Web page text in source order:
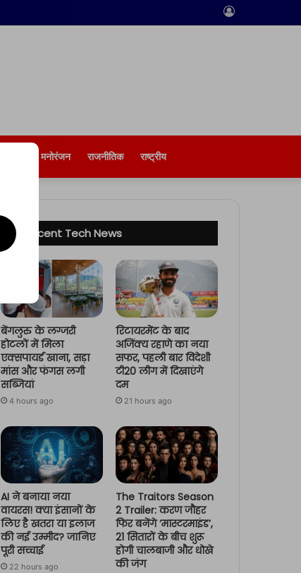
Log
मनोरंजन राजनीतिक राष्ट्रीय
Recent Tech News
बेंगलुरु के लग्जरी
होटलों में मिला
एक्सपायर्ड खाना, सड़ा
मांस और फंगस लगी
सब्जियां
4 hours ago
रिटायरमेंट के बाद
अजिंक्य रहाणे का नया
सफर, पहली बार विदेशी
टी20 लीग में दिखाएंगे
दम
21 hours ago
AI ने बनाया नया
वायरस! क्या इंसानों के
लिए है खतरा या इलाज
की नई उम्मीद? जानिए
पूरी सच्चाई
22 hours ago
The Traitors Season
2 Trailer: करण जौहर
फिर बनेंगे ‘मास्टरमाइंड’,
21 सितारों के बीच शुरू
होगी चालबाजी और धोखे
की जंग